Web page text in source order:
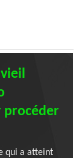
procéder
qui a atteint